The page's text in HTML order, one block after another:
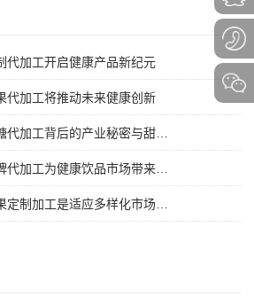
代加工开启健康产品新纪元
代加工将推动未来健康创新